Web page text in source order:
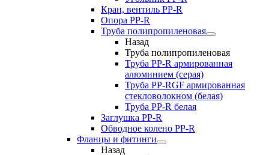
Кран, вентиль PP-R
Опора PP-R
Труба полипропиленовая
Назад
Труба полипропиленовая
Труба PP-R армированная
алюминием (серая)
Труба PP-RGF армированная
стекловолокном (белая)
Труба РР-R белая
Заглушка PP-R
Обводное колено PP-R
Фланцы и фитинги
Назад